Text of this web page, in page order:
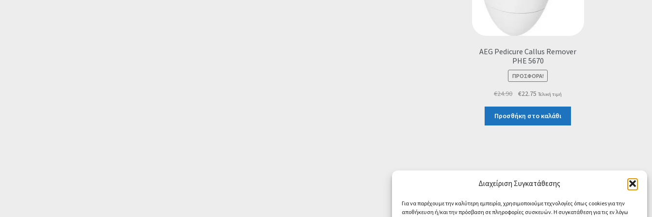
Διαχείριση Συγκατάθεσης
Για να παρέχουμε την καλύτερη εμπειρία, χρησιμοποιούμε τεχνολογίες όπως cookies για την
αποθήκευση ή/και την πρόσβαση σε πληροφορίες συσκευών. Η συγκατάθεση για τις εν λόγω
AEG Pedicure Callus Remover
PHE 5670
ΠΡΟΣΦΟΡΆ!
€24.90
Original
was:
€24.90.
€22.75 Η
τιμή
είναι:
Τελική τιμή
Προσθήκη στο καλάθι